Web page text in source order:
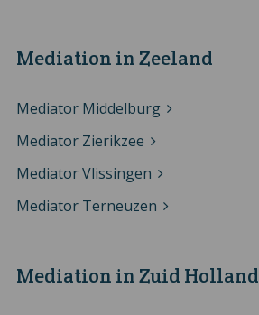
Mediation in Zuid Holland
Mediation in Zeeland
Mediator Middelburg
Mediator Zierikzee
Mediator Vlissingen
Mediator Terneuzen